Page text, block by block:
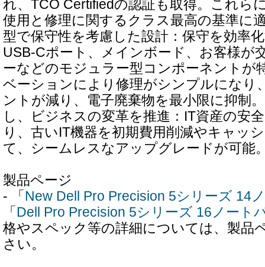
れ、TCO Certifiedの認証も取得。これら
使用と修理に関するクラス最高の基準に
型で保守性を考慮した設計：保守を効率
USB-Cポート、メインボード、お客様が
ーなどのモジュラー型コンポーネントが
ベーションにより修理がシンプルになり
ントが減り、電子廃棄物を最小限に抑制
し、ビジネスの変革を推進：IT資産の安
り、古いIT機器を初期費用削減やキャッ
て、シームレスなアップグレードが可能
製品ページ
- 「 New Dell Pro Precision 5シリーズ 14
「 Dell Pro Precision 5シリーズ 16ノート
格やスペック等の詳細については、製品
さい。